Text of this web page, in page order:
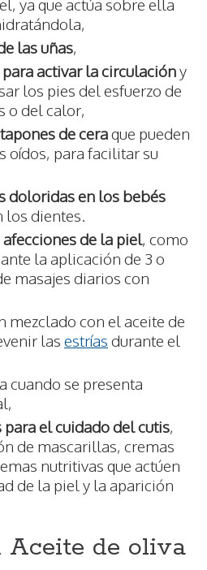
ya que actúa sobre ella
las uñas,
activar la circulacióny
los pies del esfuerzo de
o del calor,
de ceraque pueden
oídos, para facilitar su
doloridas en los bebés
los dientes.
de la piel, como
la aplicación de 3 o
masajes diarios con
mezclado con el aceite de
las estrías durante el
cuando se presenta
el cuidado del cutis,
de mascarillas, cremas
nutritivas que actúen
de la piel y la aparición
Aceite de oliva